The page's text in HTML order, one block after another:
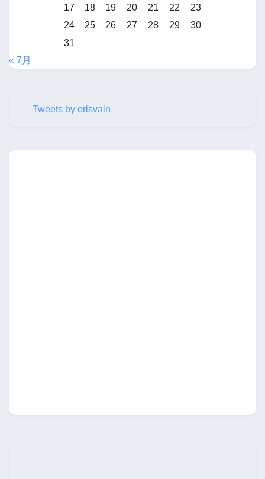
17
18 19 20 21 22
23
24
25 26 27 28 29
30
31
« 7月
Tweets by erisvain